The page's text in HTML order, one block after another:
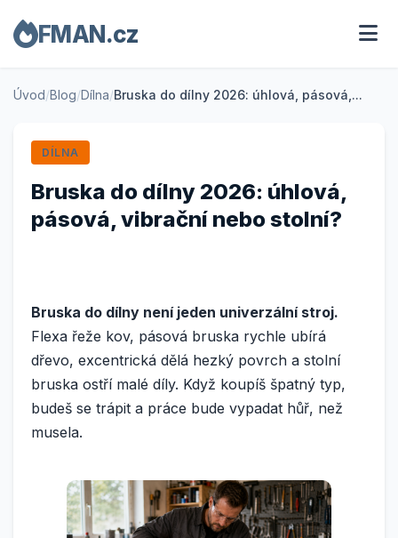
FMAN.cz
Úvod/Blog/Dílna/Bruska do dílny 2026: úhlová, pásová,...
DÍLNA
Bruska do dílny 2026: úhlová,
pásová, vibrační nebo stolní?
Bruska do dílny není jeden univerzální stroj.
Flexa řeže kov, pásová bruska rychle ubírá
dřevo, excentrická dělá hezký povrch a stolní
bruska ostří malé díly. Když koupíš špatný typ,
budeš se trápit a práce bude vypadat hůř, než
musela.